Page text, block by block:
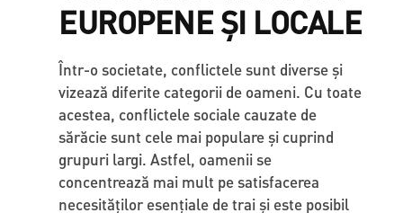
EUROPENE ȘI LOCALE
Într-o societate, conflictele sunt diverse și
vizează diferite categorii de oameni. Cu toate
acestea, conflictele sociale cauzate de
sărăcie sunt cele mai populare și cuprind
grupuri largi. Astfel, oamenii se
concentrează mai mult pe satisfacerea
necesităţilor esențiale de trai și este posibil